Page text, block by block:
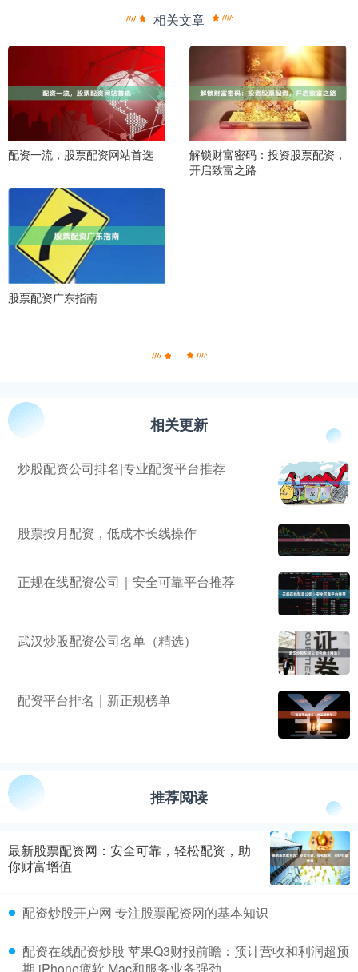
相关文章
配资一流，股票配资网站首选
解锁财富密码：投资股票配资，
开启致富之路
股票配资广东指南
相关更新
炒股配资公司排名|专业配资平台推荐
股票按月配资，低成本长线操作
正规在线配资公司｜安全可靠平台推荐
武汉炒股配资公司名单（精选）
配资平台排名｜新正规榜单
推荐阅读
最新股票配资网：安全可靠，轻松配资，助
你财富增值
配资炒股开户网 专注股票配资网的基本知识
配资在线配资炒股 苹果Q3财报前瞻：预计营收和利润超预